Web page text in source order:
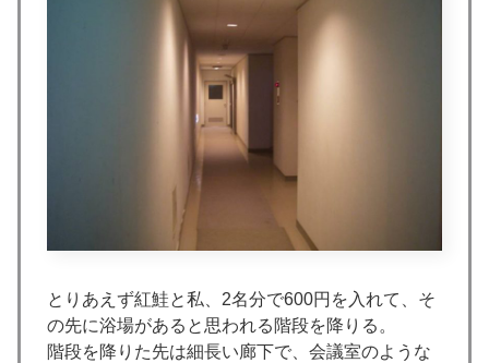
とりあえず紅鮭と私、2名分で600円を入れて、そ
の先に浴場があると思われる階段を降りる。
階段を降りた先は細長い廊下で、会議室のような